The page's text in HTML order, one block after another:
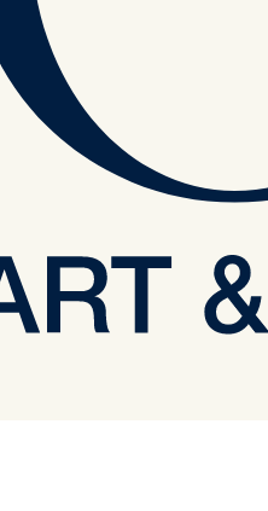
Bodrum'un Hazinelerini Keşfedin.